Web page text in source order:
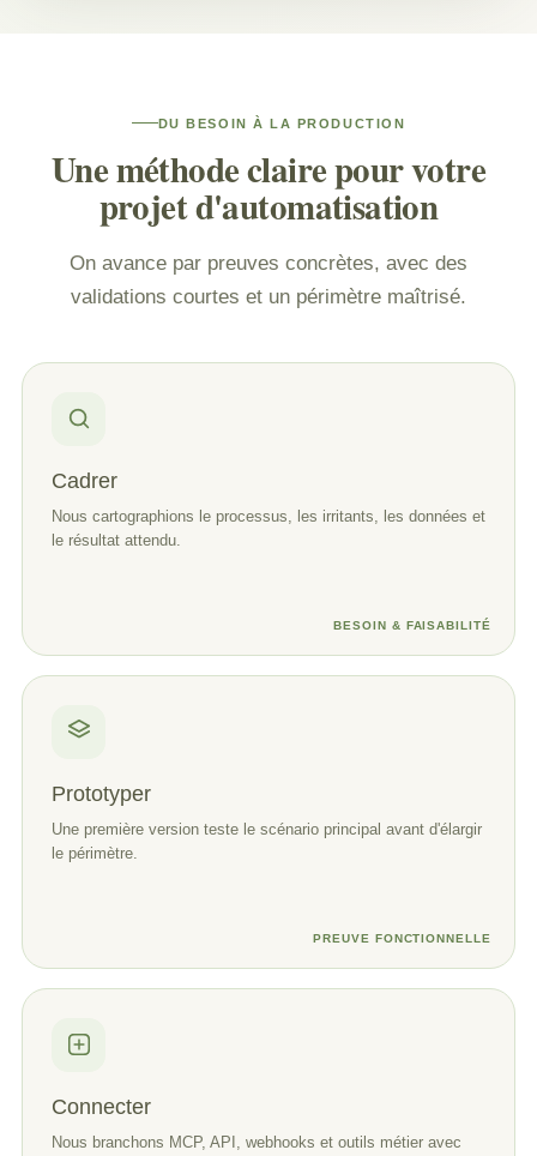
DU BESOIN À LA PRODUCTION
Une méthode claire pour votre
projet d'automatisation
On avance par preuves concrètes, avec des
validations courtes et un périmètre maîtrisé.
Cadrer
Nous cartographions le processus, les irritants, les données et
le résultat attendu.
BESOIN & FAISABILITÉ
Prototyper
Une première version teste le scénario principal avant d'élargir
le périmètre.
PREUVE FONCTIONNELLE
Connecter
Nous branchons MCP, API, webhooks et outils métier avec